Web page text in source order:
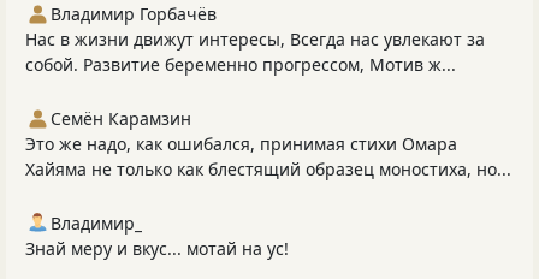
Владимир Горбачёв
Нас в жизни движут интересы, Всегда нас увлекают за
собой. Развитие беременно прогрессом, Мотив ж...
Семён Карамзин
Это же надо, как ошибался, принимая стихи Омара
Хайяма не только как блестящий образец моностиха, но...
Владимир_
Знай меру и вкус... мотай на ус!